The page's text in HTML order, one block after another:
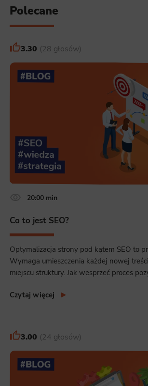
Polecane
3.30 28 głosów
20:00 min
Co to jest SEO?
Optymalizacja strony pod kątem SEO to
Wymaga umieszczenia każdej nowej
miejscu struktury. Jak wesprzeć proces
Czytaj więcej
3.00 24 głosów